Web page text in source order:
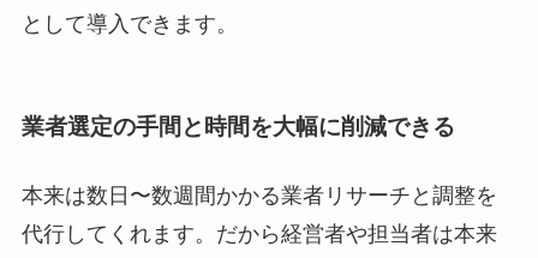
として導入できます。
業者選定の手間と時間を大幅に削減できる
本来は数日〜数週間かかる業者リサーチと調整を
代行してくれます。だから経営者や担当者は本来